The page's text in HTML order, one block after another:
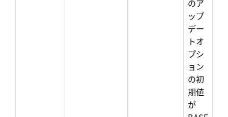
のア
ップ
デー
トオ
プシ
ョン
の初
期値
が